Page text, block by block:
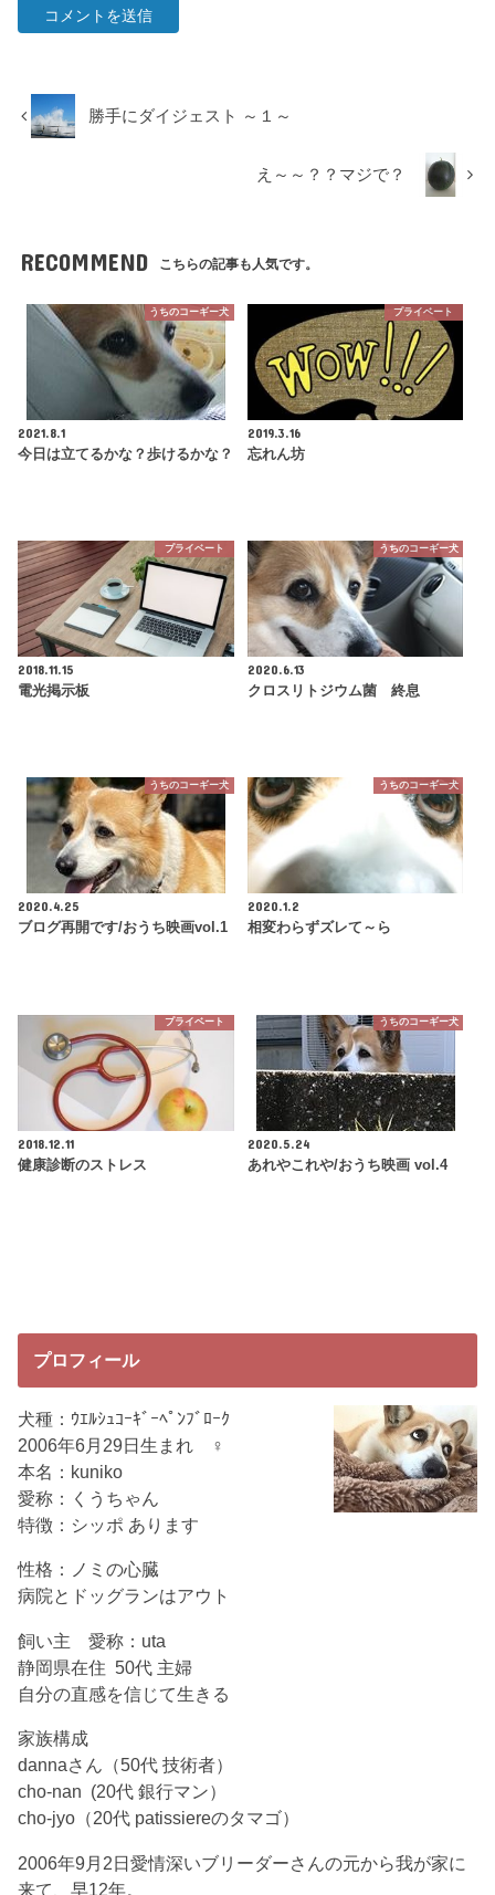
勝手にダイジェスト ～１～
え～～？？マジで？
RECOMMEND こちらの記事も人気です。
うちのコーギー犬
2021.8.1
今日は立てるかな？歩けるかな？
プライベート
2019.3.16
忘れん坊
プライベート
2018.11.15
電光掲示板
うちのコーギー犬
2020.6.13
クロスリトジウム菌 終息
うちのコーギー犬
2020.4.25
ブログ再開です/おうち映画vol.1
うちのコーギー犬
2020.1.2
相変わらずズレて～ら
プライベート
2018.12.11
健康診断のストレス
うちのコーギー犬
2020.5.24
あれやこれや/おうち映画 vol.4
プロフィール
犬種：ｳｴﾙｼｭｺｰｷﾞｰﾍﾟﾝﾌﾞﾛｰｸ
2006年6月29日生まれ ♀
本名：kuniko
愛称：くうちゃん
特徴：シッポ あります
性格：ノミの心臓
病院とドッグランはアウト
飼い主 愛称：uta
静岡県在住 50代 主婦
自分の直感を信じて生きる
家族構成
dannaさん（50代 技術者）
cho-nan (20代 銀行マン）
cho-jyo（20代 patissiereのタマゴ）
2006年9月2日愛情深いブリーダーさんの元から我が家に
来て、早12年。